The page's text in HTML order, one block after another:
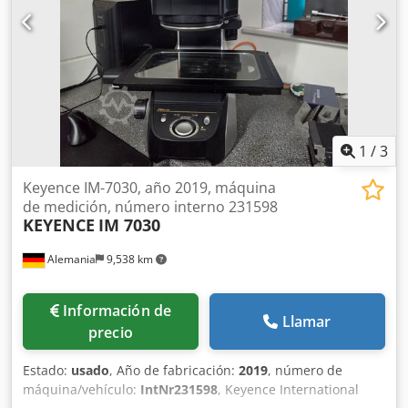
1 /3
Alemania 9,538 km
Keyence IM-7030, año 2019, máquina
de medición, número interno 231598
KEYENCE IM 7030
Información de
precio
Llamar
Estado: usado, Año de fabricación: 2019, número de
máquina/vehículo: IntNr231598, Keyence International